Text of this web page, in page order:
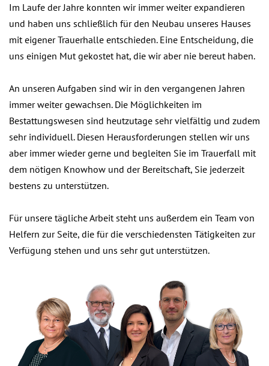
Im Laufe der Jahre konnten wir immer weiter expandieren
und haben uns schließlich für den Neubau unseres Hauses
mit eigener Trauerhalle entschieden. Eine Entscheidung, die
uns einigen Mut gekostet hat, die wir aber nie bereut haben.
An unseren Aufgaben sind wir in den vergangenen Jahren
immer weiter gewachsen. Die Möglichkeiten im
Bestattungswesen sind heutzutage sehr vielfältig und zudem
sehr individuell. Diesen Herausforderungen stellen wir uns
aber immer wieder gerne und begleiten Sie im Trauerfall mit
dem nötigen Knowhow und der Bereitschaft, Sie jederzeit
bestens zu unterstützen.
Für unsere tägliche Arbeit steht uns außerdem ein Team von
Helfern zur Seite, die für die verschiedensten Tätigkeiten zur
Verfügung stehen und uns sehr gut unterstützen.